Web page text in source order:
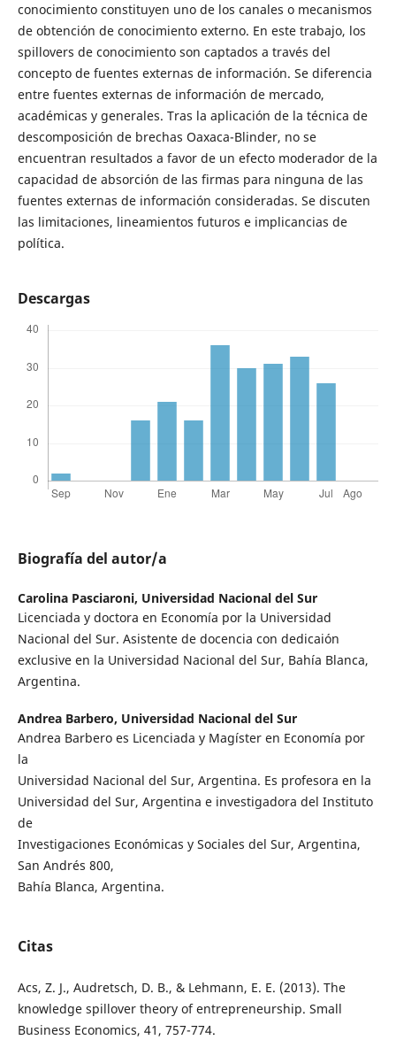
conocimiento constituyen uno de los canales o mecanismos
de obtención de conocimiento externo. En este trabajo, los
spillovers de conocimiento son captados a través del
concepto de fuentes externas de información. Se diferencia
entre fuentes externas de información de mercado,
académicas y generales. Tras la aplicación de la técnica de
descomposición de brechas Oaxaca-Blinder, no se
encuentran resultados a favor de un efecto moderador de la
capacidad de absorción de las firmas para ninguna de las
fuentes externas de información consideradas. Se discuten
las limitaciones, lineamientos futuros e implicancias de
política.
Descargas
Biografía del autor/a
Carolina Pasciaroni, Universidad Nacional del Sur
Licenciada y doctora en Economía por la Universidad
Nacional del Sur. Asistente de docencia con dedicaión
exclusive en la Universidad Nacional del Sur, Bahía Blanca,
Argentina.
Andrea Barbero, Universidad Nacional del Sur
Andrea Barbero es Licenciada y Magíster en Economía por
la
Universidad Nacional del Sur, Argentina. Es profesora en la
Universidad del Sur, Argentina e investigadora del Instituto
de
Investigaciones Económicas y Sociales del Sur, Argentina,
San Andrés 800,
Bahía Blanca, Argentina.
Citas
Acs, Z. J., Audretsch, D. B., & Lehmann, E. E. (2013). The
knowledge spillover theory of entrepreneurship. Small
Business Economics, 41, 757-774.